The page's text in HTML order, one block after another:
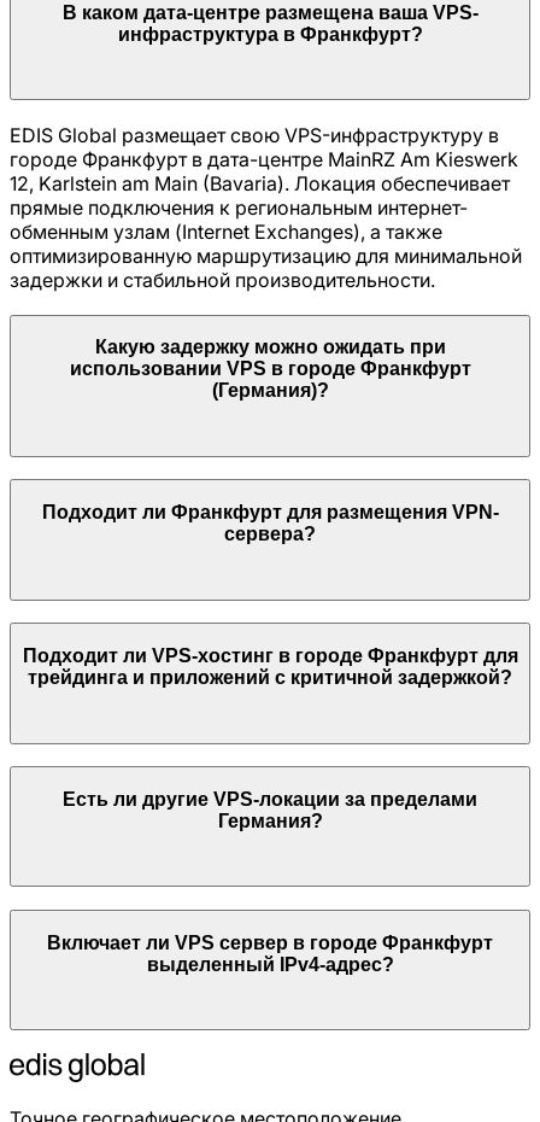
В каком дата-центре размещена ваша VPS-
инфраструктура в Франкфурт?
EDIS Global размещает свою VPS-инфраструктуру в
городе Франкфуртв дата-центре MainRZ Am Kieswerk
12, Karlstein am Main (Bavaria). Локация обеспечивает
прямые подключения к региональным интернет-
обменным узлам (Internet Exchanges), а также
оптимизированную маршрутизацию для минимальной
задержки и стабильной производительности.
Какую задержку можно ожидать при
использовании VPS в городе Франкфурт
(Германия)?
Подходит ли Франкфуртдля размещения VPN-
сервера?
Подходит ли VPS-хостинг в городе Франкфуртдля
трейдинга и приложений с критичной задержкой?
Есть ли другие VPS-локации за пределами
Германия?
Включает ли VPS сервер в городе Франкфурт
выделенный IPv4-адрес?